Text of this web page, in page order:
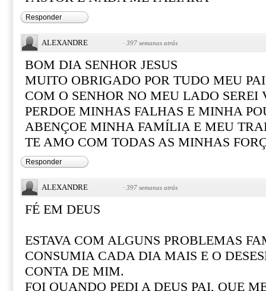
Responder
ALEXANDRE · 397 semanas atrás
BOM DIA SENHOR JESUS
MUITO OBRIGADO POR TUDO MEU PAI
COM O SENHOR NO MEU LADO SEREI
PERDOE MINHAS FALHAS E MINHA
ABENÇOE MINHA FAMÍLIA E MEU
TE AMO COM TODAS AS MINHAS
Responder
ALEXANDRE · 397 semanas atrás
FÉ EM DEUS
ESTAVA COM ALGUNS PROBLEMAS
CONSUMIA CADA DIA MAIS E O
CONTA DE MIM.
FOI QUANDO PEDI A DEUS PAI, QUE